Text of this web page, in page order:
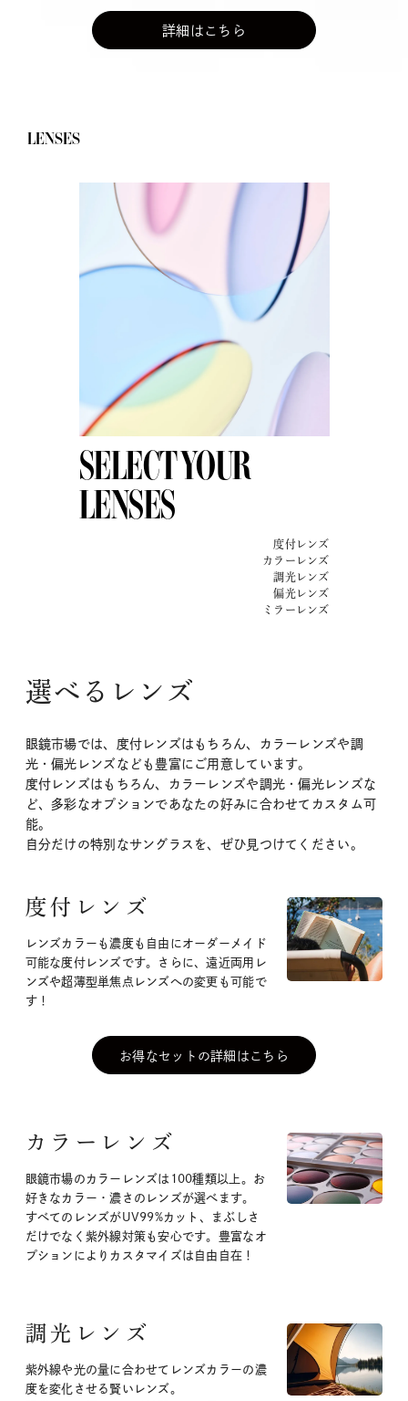
詳細はこちら
LENSES
SELECT YOUR
LENSES
度付レンズ
カラーレンズ
調光レンズ
偏光レンズ
ミラーレンズ
選べるレンズ
眼鏡市場では、度付レンズはもちろん、カラーレンズや調
光・偏光レンズなども豊富にご用意しています。
度付レンズはもちろん、カラーレンズや調光・偏光レンズな
ど、多彩なオプションであなたの好みに合わせてカスタム可
能。
自分だけの特別なサングラスを、ぜひ見つけてください。
度付レンズ
レンズカラーも濃度も自由にオーダーメイド
可能な度付レンズです。さらに、遠近両用レ
ンズや超薄型単焦点レンズへの変更も可能で
す！
お得なセットの詳細はこちら
カラーレンズ
眼鏡市場のカラーレンズは100種類以上。お
好きなカラー・濃さのレンズが選べます。
すべてのレンズがUV99%カット、まぶしさ
だけでなく紫外線対策も安心です。豊富なオ
プションによりカスタマイズは自由自在！
調光レンズ
紫外線や光の量に合わせてレンズカラーの濃
度を変化させる賢いレンズ。